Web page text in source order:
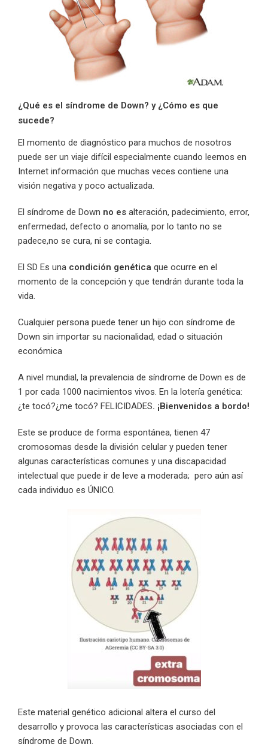
¿Qué es el síndrome de Down? y ¿Cómo es que
sucede?
El momento de diagnóstico para muchos de nosotros
puede ser un viaje difícil especialmente cuando leemos en
Internet información que muchas veces contiene una
visión negativa y poco actualizada.
El síndrome de Down no es alteración, padecimiento, error,
enfermedad, defecto o anomalía, por lo tanto no se
padece,no se cura, ni se contagia.
El SD Es una condición genética que ocurre en el
momento de la concepción y que tendrán durante toda la
vida.
Cualquier persona puede tener un hijo con síndrome de
Down sin importar su nacionalidad, edad o situación
económica
A nivel mundial, la prevalencia de síndrome de Down es de
1 por cada 1000 nacimientos vivos. En la lotería genética:
¿te tocó?¿me tocó? FELICIDADES. ¡Bienvenidos a bordo!
Este se produce de forma espontánea, tienen 47
cromosomas desde la división celular y pueden tener
algunas características comunes y una discapacidad
intelectual que puede ir de leve a moderada; pero aún así
cada individuo es ÚNICO.
Este material genético adicional altera el curso del
desarrollo y provoca las características asociadas con el
síndrome de Down.